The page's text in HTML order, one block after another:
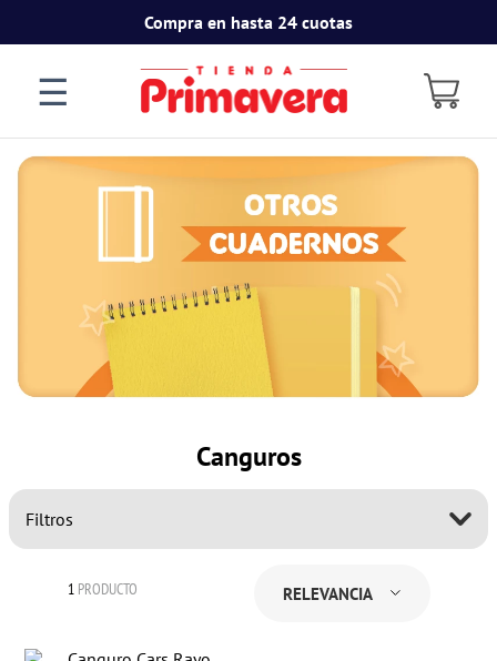
Compra en hasta 24 cuotas
☰
Canguros
Filtros
1 PRODUCTO RELEVANCIA